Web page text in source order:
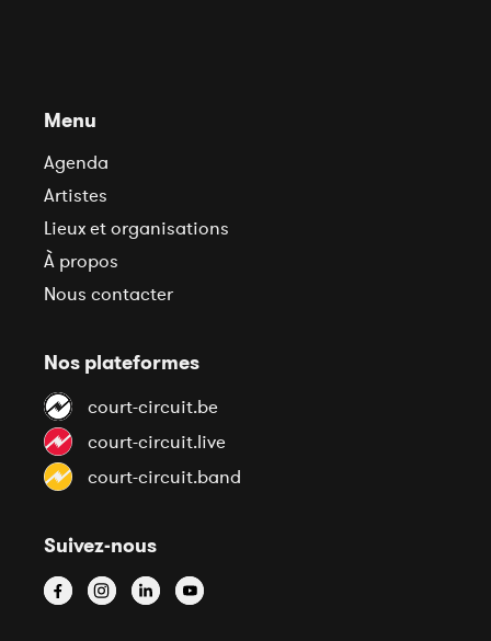
Menu
Agenda
Artistes
Lieux et organisations
À propos
Nous contacter
Nos plateformes
court-circuit.be
court-circuit.live
court-circuit.band
Suivez-nous